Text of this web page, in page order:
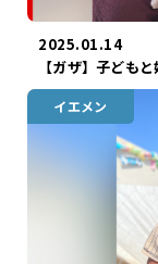
2025.01.14
【ガザ】子ども
イエメン